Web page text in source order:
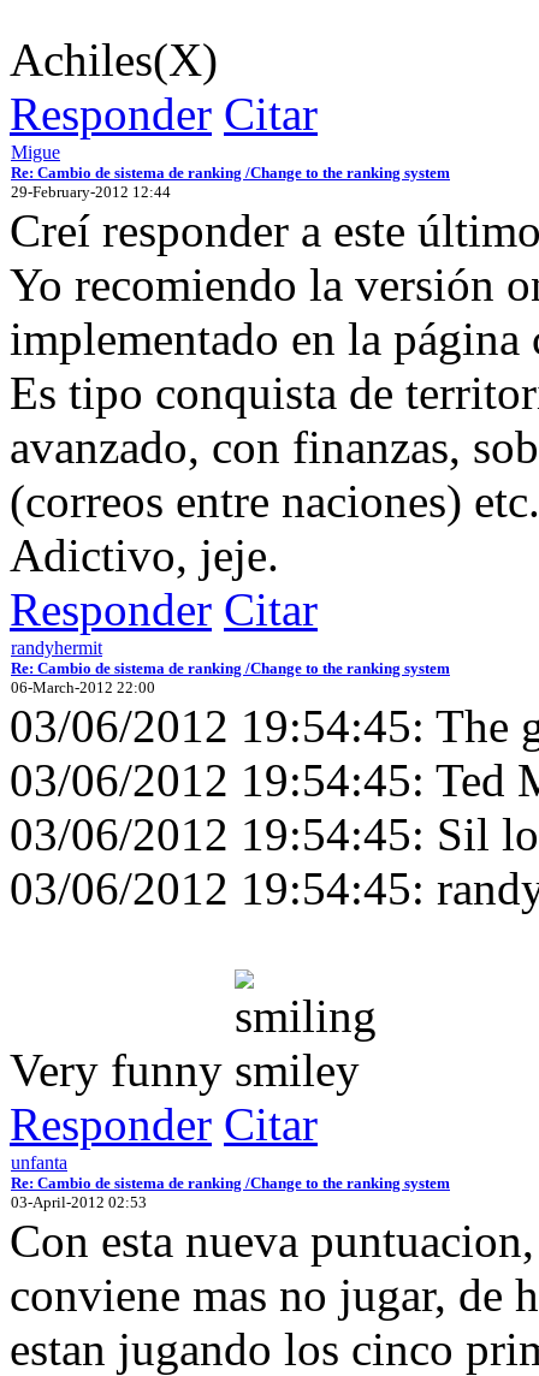
Achiles(X)
Responder Citar
Migue
Re: Cambio de sistema de ranking /Change to the ranking system
29-February-2012 12:44
Creí responder a este
Yo recomiendo la versión
implementado en la
Es tipo conquista de
avanzado, con finanzas,
(correos entre naciones) etc.
Adictivo, jeje.
Responder Citar
randyhermit
Re: Cambio de sistema de ranking /Change to the ranking system
06-March-2012 22:00
03/06/2012 19:54:45: The
03/06/2012 19:54:45: Ted
03/06/2012 19:54:45: Sil
03/06/2012 19:54:45:
Very funny
Responder Citar
unfanta
Re: Cambio de sistema de ranking /Change to the ranking system
03-April-2012 02:53
Con esta nueva
conviene mas no jugar, de
estan jugando los cinco